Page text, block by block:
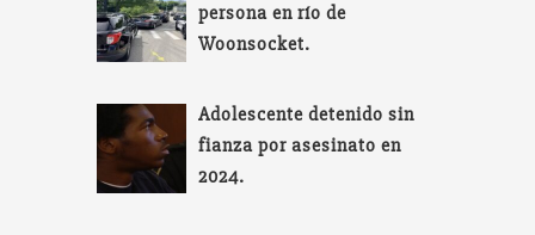
persona en río de
Woonsocket.
Adolescente detenido sin
fianza por asesinato en
2024.